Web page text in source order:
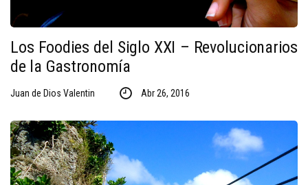
Los Foodies del Siglo XXI – Revolucionarios
de la Gastronomía
Juan de Dios Valentin Abr 26, 2016